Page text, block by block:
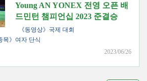
Young AN YONEX 전영 오픈 배
드민턴 챔피언십 2023 준결승
《동영상》국제 대회
목》여자 단식
2023/06/26